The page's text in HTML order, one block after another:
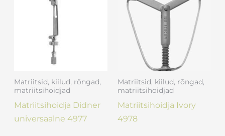
Matriitsid, kiilud, rõngad,
matriitsihoidjad
Matriitsihoidja Didner
universaalne 4977
Matriitsid, kiilud, rõngad,
matriitsihoidjad
Matriitsihoidja Ivory
4978